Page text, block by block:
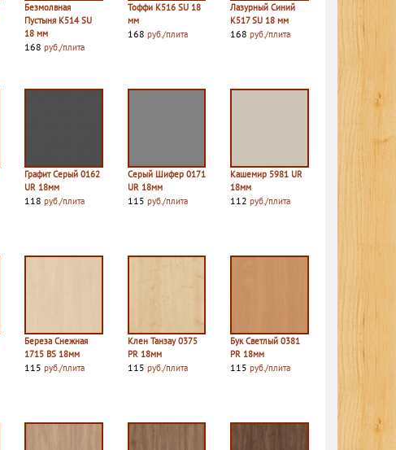
Безмолвная
Пустыня К514 SU
18 мм
168 руб./плита
Тоффи К516 SU 18
мм
168 руб./плита
Лазурный Синий
К517 SU 18 мм
168руб./плита
Графит Серый 0162
UR 18мм
118 руб./плита
Серый Шифер 0171
UR 18мм
115 руб./плита
Кашемир 5981 UR
18мм
112руб./плита
Береза Снежная
1715 BS 18мм
115 руб./плита
Клен Танзау 0375
PR 18мм
115 руб./плита
Бук Светлый 0381
PR 18мм
115руб./плита